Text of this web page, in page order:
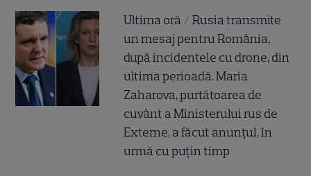
Ultima oră / Rusia transmite
un mesaj pentru România,
după incidentele cu drone, din
ultima perioadă. Maria
Zaharova, purtătoarea de
cuvânt a Ministerului rus de
Externe, a făcut anunțul, în
urmă cu puțin timp